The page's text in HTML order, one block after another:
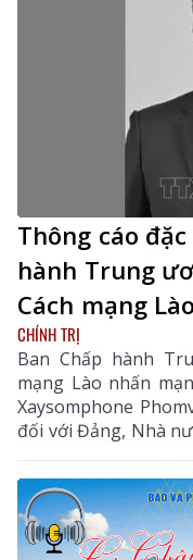
Thông cáo
hành Trung
Cách mạng Lào
CHÍNH TRỊ
Ban Chấp hành
mạng Lào nhấn
Xaysomphone
đối với Đảng, Nhà